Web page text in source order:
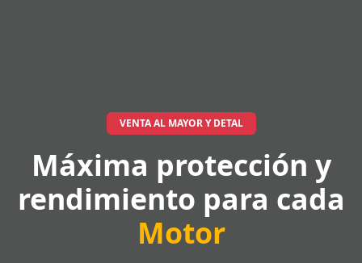
VENTA AL MAYOR Y DETAL
Máxima protección y
rendimiento para cada
Motor